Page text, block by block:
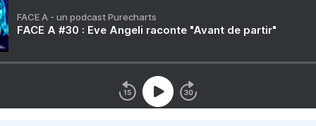
FACE A - un podcast Purecharts
FACE A #30 : Eve Angeli raconte "Avant de partir"